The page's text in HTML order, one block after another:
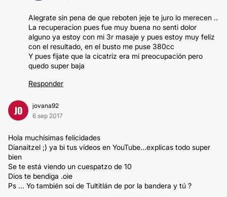
Alegrate sin pena de que reboten jeje te juro lo merecen ..
La recuperacion pues fue muy buena no senti dolor
alguno ya estoy con mi 3r masaje y pues estoy muy feliz
con el resultado, en el busto me puse 380cc
Y pues fijate que la cicatriz era mi preocupación pero
quedo super baja
Responder
JO
jovana92
6 sep 2017
Hola muchísimas felicidades
Dianaitzel ;) ya bi tus vídeos en YouTube...explicas todo super
bien
Se te está viendo un cuespatzo de 10
Dios te bendiga .oie
Ps ... Yo también soi de Tultitlán de por la bandera y tú ?